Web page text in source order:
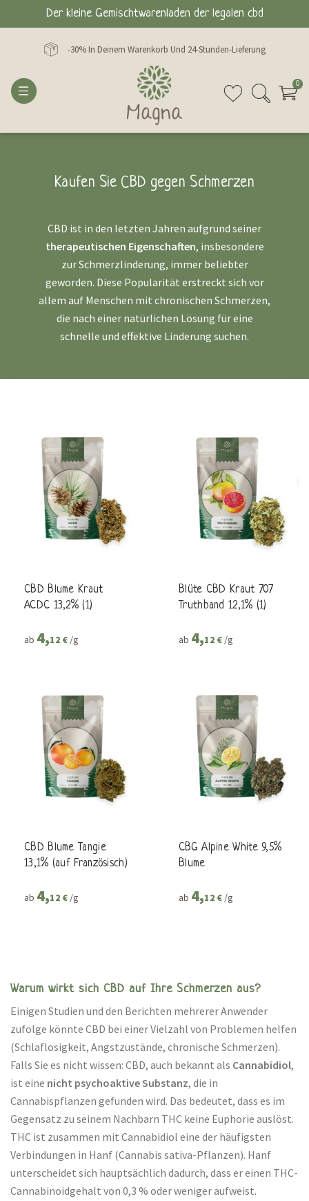
Der kleine Gemischtwarenladen der legalen cbd
-30% In Deinem Warenkorb Und 24-Stunden-Lieferung
0
Kaufen Sie CBD gegen Schmerzen
CBD ist in den letzten Jahren aufgrund seiner
therapeutischen Eigenschaften, insbesondere
zur Schmerzlinderung, immer beliebter
geworden. Diese Popularität erstreckt sich vor
allem auf Menschen mit chronischen Schmerzen,
die nach einer natürlichen Lösung für eine
schnelle und effektive Linderung suchen.
CBD Blume Kraut
ACDC 13,2% (1)
ab 4,12 € /g
Blüte CBD Kraut 707
Truthband 12,1% (1)
ab 4,12 € /g
CBD Blume Tangie
13,1% (auf Französisch)
ab 4,12 € /g
CBG Alpine White 9,5%
Blume
ab 4,12 € /g
Warum wirkt sich CBD auf Ihre Schmerzen aus?
Einigen Studien und den Berichten mehrerer Anwender
zufolge könnte CBD bei einer Vielzahl von Problemen helfen
(Schlaflosigkeit, Angstzustände, chronische Schmerzen).
Falls Sie es nicht wissen: CBD, auch bekannt als Cannabidiol,
ist eine nicht psychoaktive Substanz, die in
Cannabispflanzen gefunden wird. Das bedeutet, dass es im
Gegensatz zu seinem Nachbarn THC keine Euphorie auslöst.
THC ist zusammen mit Cannabidiol eine der häufigsten
Verbindungen in Hanf (Cannabis sativa-Pflanzen). Hanf
unterscheidet sich hauptsächlich dadurch, dass er einen THC-
Cannabinoidgehalt von 0,3 % oder weniger aufweist.